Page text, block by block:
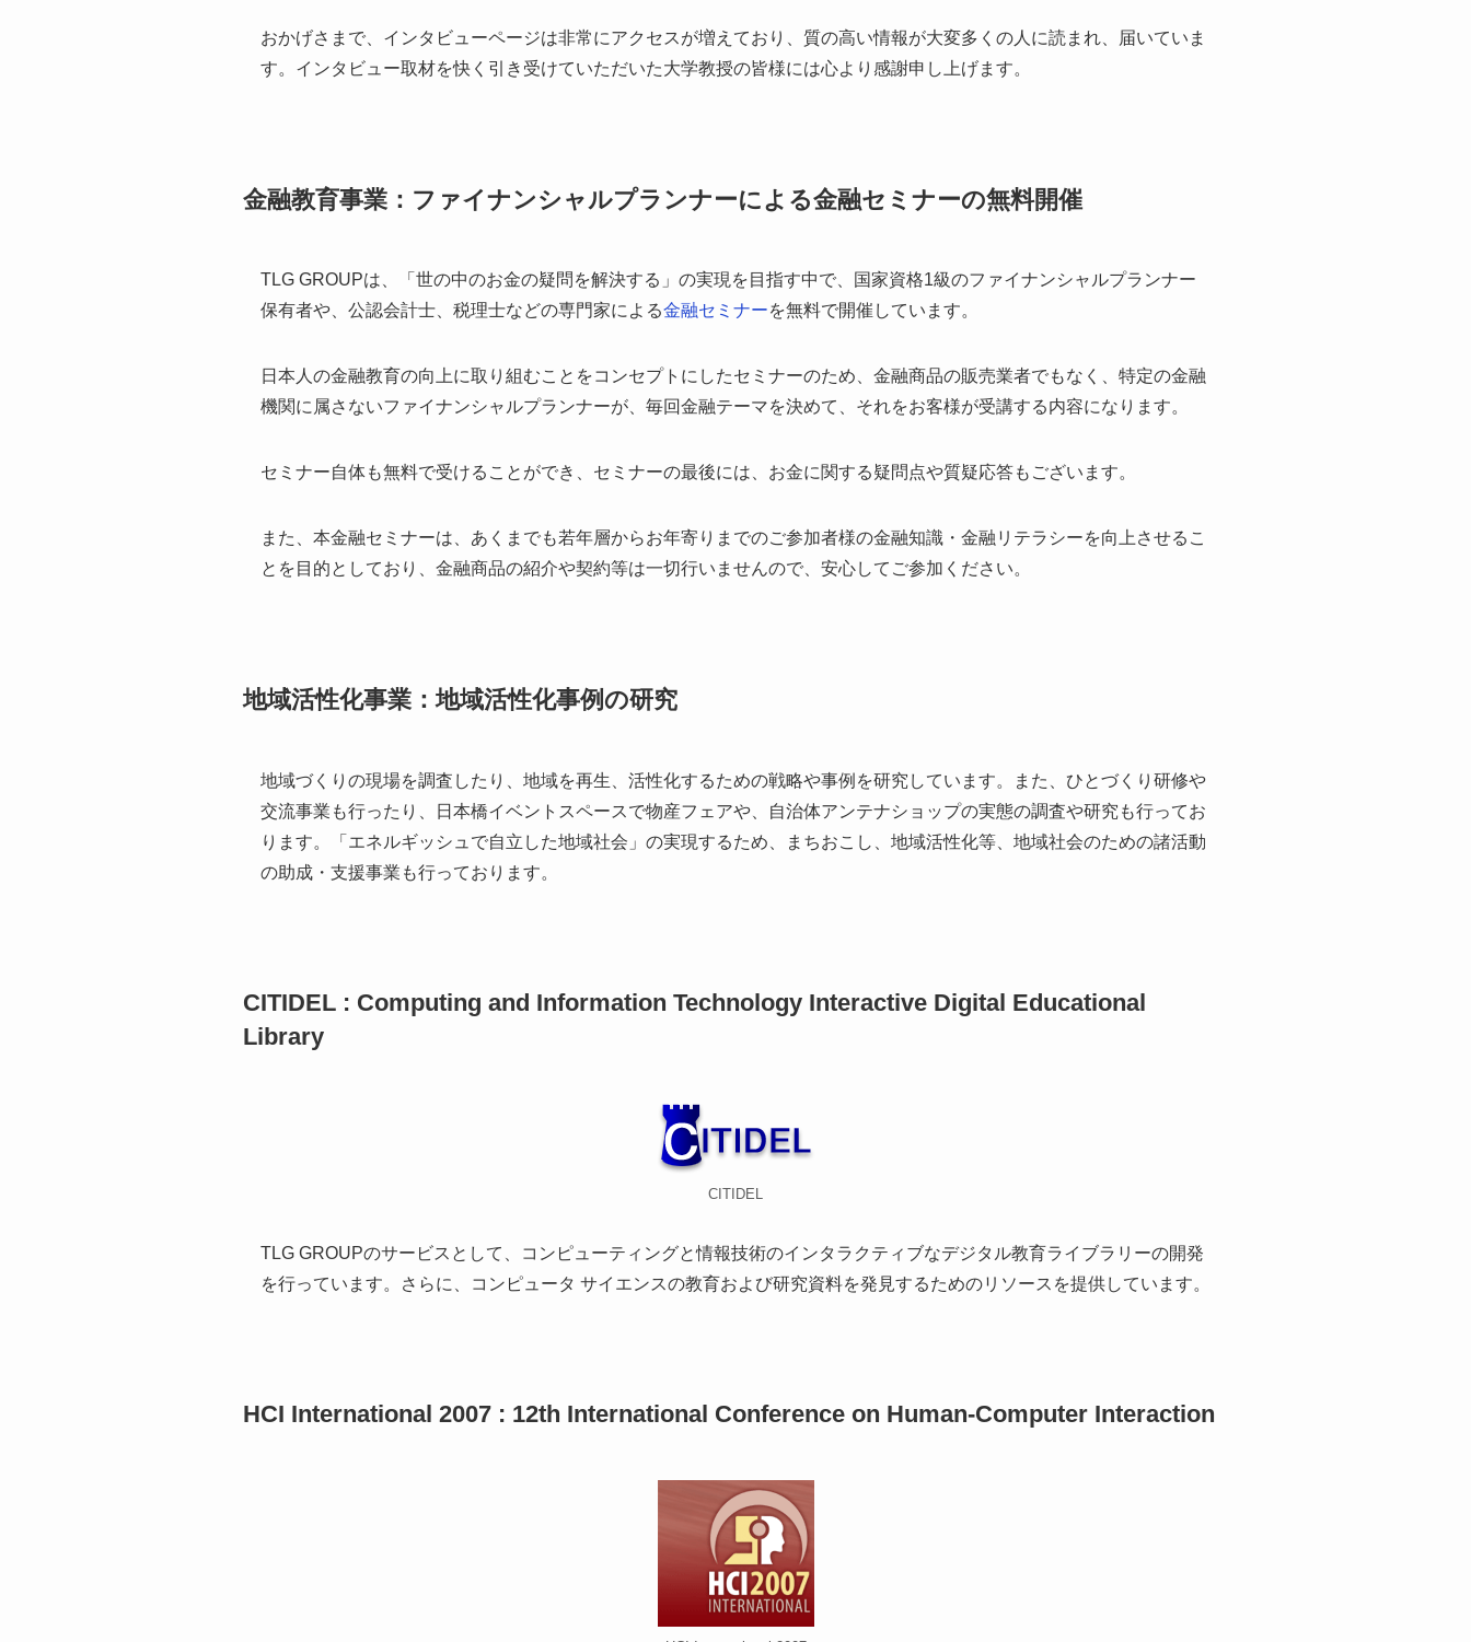
おかげさまで、インタビューページは非常にアクセスが増えており、質の高い情報が大変多くの人に読まれ、届いていま
す。インタビュー取材を快く引き受けていただいた大学教授の皆様には心より感謝申し上げます。
金融教育事業：ファイナンシャルプランナーによる金融セミナーの無料開催
TLG GROUPは、「世の中のお金の疑問を解決する」の実現を目指す中で、国家資格1級のファイナンシャルプランナー
保有者や、公認会計士、税理士などの専門家による金融セミナーを無料で開催しています。
日本人の金融教育の向上に取り組むことをコンセプトにしたセミナーのため、金融商品の販売業者でもなく、特定の金融
機関に属さないファイナンシャルプランナーが、毎回金融テーマを決めて、それをお客様が受講する内容になります。
セミナー自体も無料で受けることができ、セミナーの最後には、お金に関する疑問点や質疑応答もございます。
また、本金融セミナーは、あくまでも若年層からお年寄りまでのご参加者様の金融知識・金融リテラシーを向上させるこ
とを目的としており、金融商品の紹介や契約等は一切行いませんので、安心してご参加ください。
地域活性化事業：地域活性化事例の研究
地域づくりの現場を調査したり、地域を再生、活性化するための戦略や事例を研究しています。また、ひとづくり研修や
交流事業も行ったり、日本橋イベントスペースで物産フェアや、自治体アンテナショップの実態の調査や研究も行ってお
ります。「エネルギッシュで自立した地域社会」の実現するため、まちおこし、地域活性化等、地域社会のための諸活動
の助成・支援事業も行っております。
CITIDEL : Computing and Information Technology Interactive Digital Educational
Library
CITIDEL
TLG GROUPのサービスとして、コンピューティングと情報技術のインタラクティブなデジタル教育ライブラリーの開発
を行っています。さらに、コンピュータ サイエンスの教育および研究資料を発見するためのリソースを提供しています。
HCI International 2007 : 12th International Conference on Human-Computer Interaction